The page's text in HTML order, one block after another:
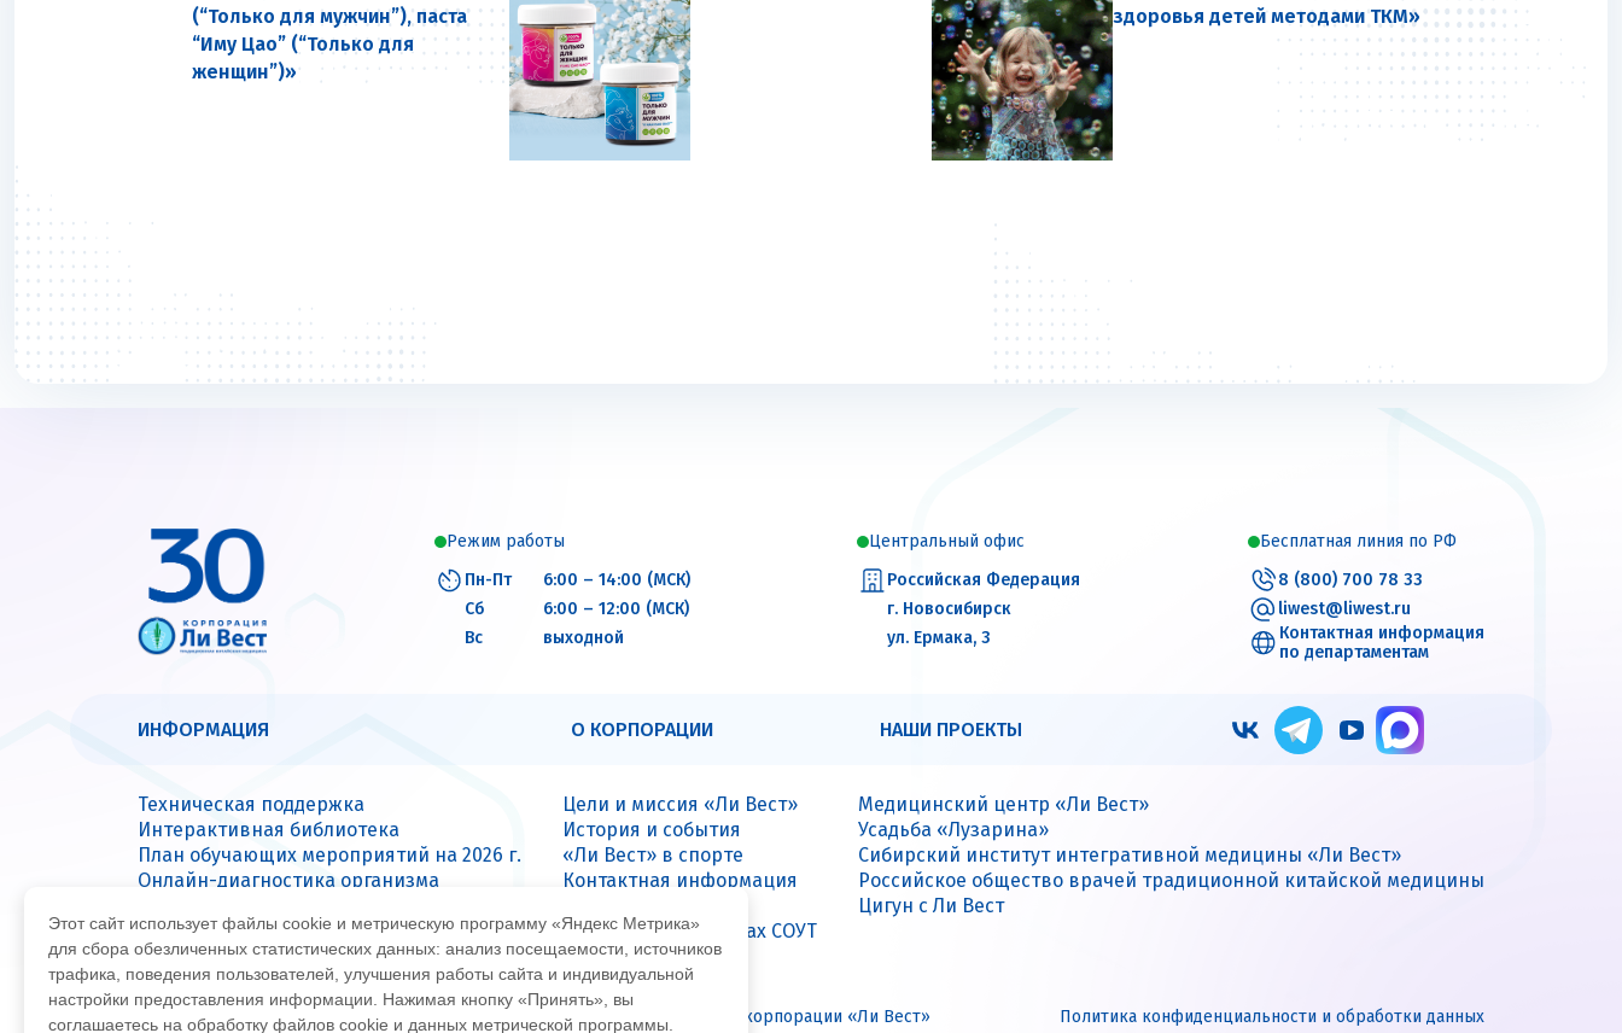
(“Только для мужчин”), паста
“Иму Цао” (“Только для
женщин”)»
здоровья детей методами ТКМ»
Режим работы
Пн-Пт
6:00 – 14:00 (МСК)
Сб
6:00 – 12:00 (МСК)
Вс
выходной
Центральный офис
Российская Федерация
г. Новосибирск
ул. Ермака, 3
Бесплатная линия по РФ
8 (800) 700 78 33
liwest@liwest.ru
Контактная информация
по департаментам
ИНФОРМАЦИЯ О КОРПОРАЦИИ НАШИ ПРОЕКТЫ
Техническая поддержка
Интерактивная библиотека
План обучающих мероприятий на 2026 г.
Онлайн-диагностика организма
Сервисные центры
Цели и миссия «Ли Вест»
История и события
«Ли Вест» в спорте
Контактная информация
Данные о результатах СОУТ
Медицинский центр «Ли Вест»
Усадьба «Лузарина»
Сибирский институт интегративной медицины «Ли Вест»
Российское общество врачей традиционной китайской медицины
Цигун с Ли Вест
© Все права защищены 2026 Официальный интернет-сайт корпорации «Ли Вест» Политика конфиденциальности и обработки данных
Этот сайт использует файлы cookie и метрическую программу «Яндекс Метрика»
для сбора обезличенных статистических данных: анализ посещаемости, источников
трафика, поведения пользователей, улучшения работы сайта и индивидуальной
настройки предоставления информации. Нажимая кнопку «Принять», вы
соглашаетесь на обработку файлов cookie и данных метрической программы.